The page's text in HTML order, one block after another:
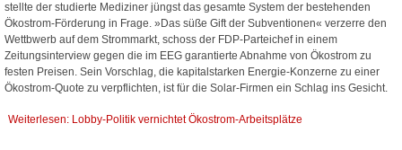
stellte der studierte Mediziner jüngst das gesamte System der bestehenden
Ökostrom-Förderung in Frage. »Das süße Gift der Subventionen« verzerre den
Wettbwerb auf dem Strommarkt, schoss der FDP-Parteichef in einem
Zeitungsinterview gegen die im EEG garantierte Abnahme von Ökostrom zu
festen Preisen. Sein Vorschlag, die kapitalstarken Energie-Konzerne zu einer
Ökostrom-Quote zu verpflichten, ist für die Solar-Firmen ein Schlag ins Gesicht.
Weiterlesen: Lobby-Politik vernichtet Ökostrom-Arbeitsplätze